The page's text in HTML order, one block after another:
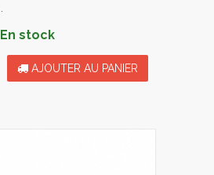
En stock
AJOUTER AU PANIER